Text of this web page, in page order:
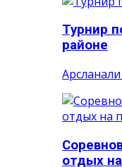
Турнир
районе
отдых